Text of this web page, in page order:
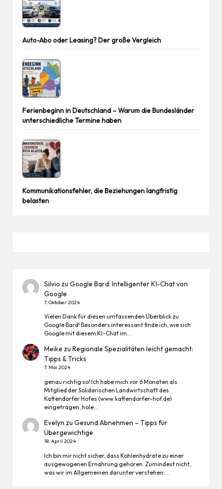
Auto-Abo oder Leasing? Der große Vergleich
Ferienbeginn in Deutschland – Warum die Bundesländer
unterschiedliche Termine haben
Kommunikationsfehler, die Beziehungen langfristig
belasten
Silvio zuGoogle Bard: Intelligenter KI-Chat von
Google
7. Oktober 2024
Vielen Dank für diesen umfassenden Überblick zu
Google Bard! Besonders interessant finde ich, wie sich
Google mit diesem KI-Chat im…
Meike zuRegionale Spezialitäten leicht gemacht:
Tipps & Tricks
7. Mai 2024
genau richtig so! Ich habe mich vor 6 Monaten als
Mitglied der Solidarischen Landwirtschaft des
Kattendorfer Hofes (www.kattendorfer-hof.de)
eingetragen, hole…
Evelyn zuGesund Abnehmen – Tipps für
Übergewichtige
18. April 2024
Ich bin mir nicht sicher, dass Kohlenhydrate zu einer
ausgewogenen Ernährung gehören. Zumindest nicht,
was wir im Allgemeinen darunter verstehen:…